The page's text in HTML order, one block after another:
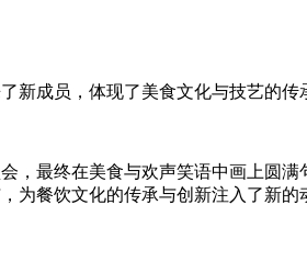
新成员，体现了美食文化与技艺的传
，最终在美食与欢声笑语中画上圆
为餐饮文化的传承与创新注入了新